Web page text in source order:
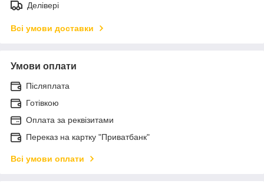
Делівері
Всі умови доставки
Умови оплати
Післяплата
Готівкою
Оплата за реквізитами
Переказ на картку "Приватбанк"
Всі умови оплати